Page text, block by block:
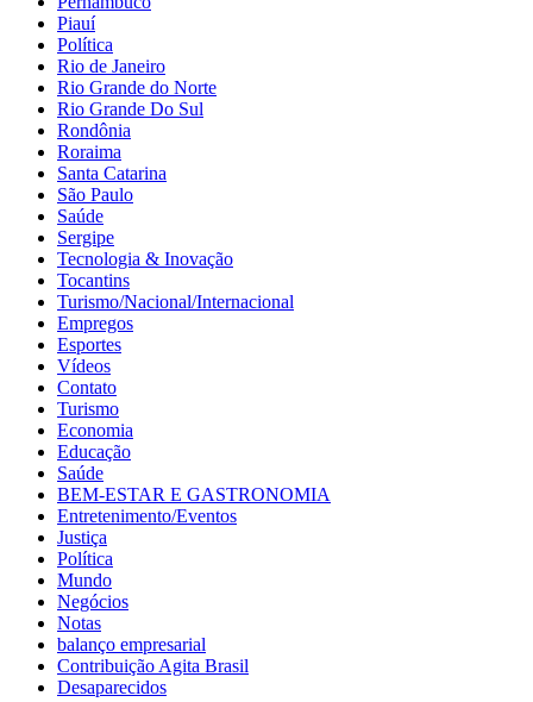
Piauí
Política
Rio de Janeiro
Rio Grande do Norte
Rio Grande Do Sul
Rondônia
Roraima
Santa Catarina
São Paulo
Saúde
Sergipe
Tecnologia & Inovação
Tocantins
Turismo/Nacional/Internacional
Empregos
Esportes
Vídeos
Contato
Turismo
Economia
Educação
Saúde
BEM-ESTAR E GASTRONOMIA
Entretenimento/Eventos
Justiça
Política
Mundo
Negócios
Notas
balanço empresarial
Contribuição Agita Brasil
Desaparecidos